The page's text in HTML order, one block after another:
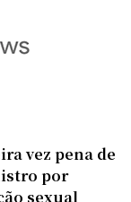
vez pena de
por
sexual